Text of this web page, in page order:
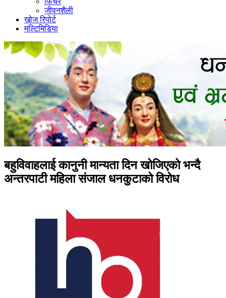
जीवनशैली
खोज रिपोर्ट
मल्टिमिडिया
बहुविवाहलाई कानुनी मान्यता दिन खोजिएको भन्दै
अन्तरपाटी महिला संजाल धनकुटाको विरोध